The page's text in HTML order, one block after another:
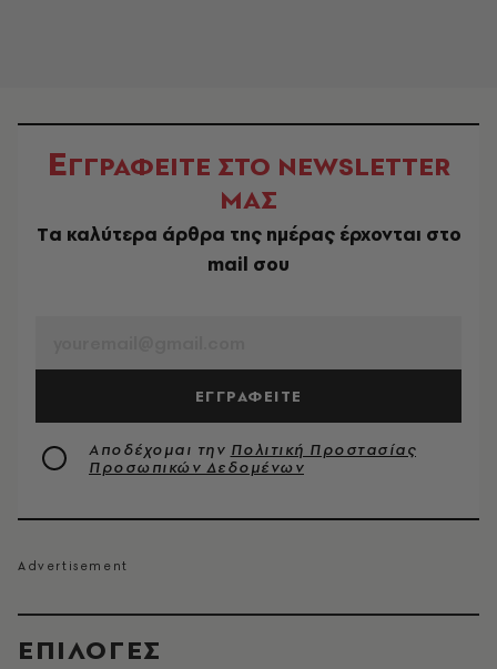
EΠΙΛΟΓΈΣ
ΕΓΓΡΑΦΕΙΤΕ ΣΤΟ NEWSLETTER
ΜΑΣ
Tα καλύτερα άρθρα της ημέρας έρχονται στο
mail σου
ΕΓΓΡΑΦΕΙΤΕ
Αποδέχομαι την Πολιτική Προστασίας
Προσωπικών Δεδομένων